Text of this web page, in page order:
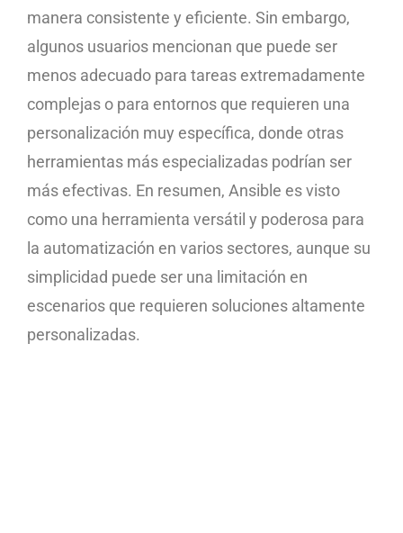
manera consistente y eficiente. Sin embargo,
algunos usuarios mencionan que puede ser
menos adecuado para tareas extremadamente
complejas o para entornos que requieren una
personalización muy específica, donde otras
herramientas más especializadas podrían ser
más efectivas. En resumen, Ansible es visto
como una herramienta versátil y poderosa para
la automatización en varios sectores, aunque su
simplicidad puede ser una limitación en
escenarios que requieren soluciones altamente
personalizadas.